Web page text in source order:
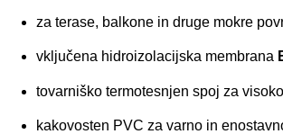
za terase, balkone in druge mokre
vključena hidroizolacijska membrana
tovarniško termotesnjen spoj za
kakovosten PVC za varno in